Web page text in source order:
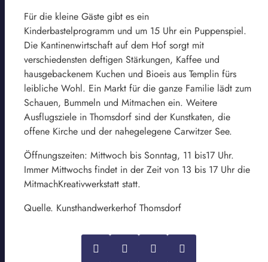
Für die kleine Gäste gibt es ein
Kinderbastelprogramm und um 15 Uhr ein Puppenspiel.
Die Kantinenwirtschaft auf dem Hof sorgt mit
verschiedensten deftigen Stärkungen, Kaffee und
hausgebackenem Kuchen und Bioeis aus Templin fürs
leibliche Wohl. Ein Markt für die ganze Familie lädt zum
Schauen, Bummeln und Mitmachen ein. Weitere
Ausflugsziele in Thomsdorf sind der Kunstkaten, die
offene Kirche und der nahegelegene Carwitzer See.
Öffnungszeiten: Mittwoch bis Sonntag, 11 bis17 Uhr.
Immer Mittwochs findet in der Zeit von 13 bis 17 Uhr die
MitmachKreativwerkstatt statt.
Quelle. Kunsthandwerkerhof Thomsdorf